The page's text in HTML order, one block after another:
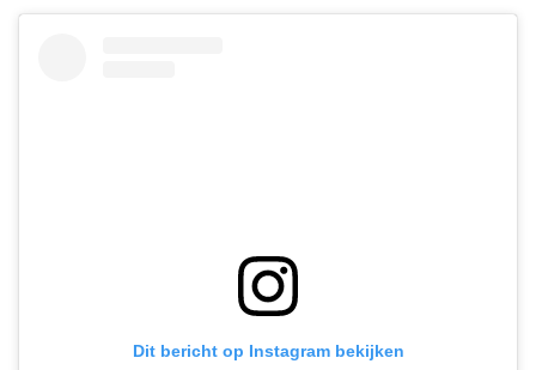
Dit bericht op Instagram bekijken